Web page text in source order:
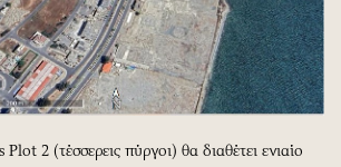
2 (τέσσερεις πύργοι) θα διαθέτει ενιαίο